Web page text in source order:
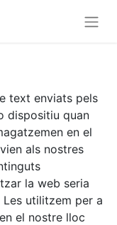
text enviats pels
dispositiu quan
en el
als nostres
la web seria
utilitzem per a
el nostre lloc